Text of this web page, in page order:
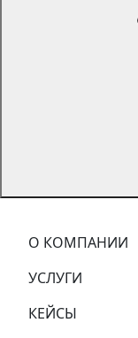
О КОМПАНИИ
УСЛУГИ
КЕЙСЫ